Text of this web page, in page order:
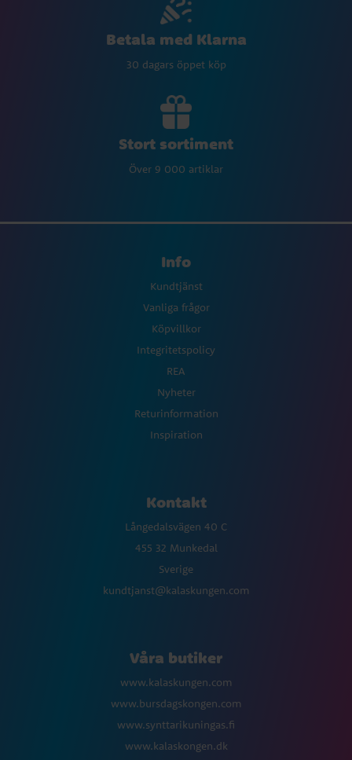
Betala med Klarna
30 dagars öppet köp
Stort sortiment
Över 9 000 artiklar
Info
Kundtjänst
Vanliga frågor
Köpvillkor
Integritetspolicy
REA
Nyheter
Returinformation
Inspiration
Kontakt
Långedalsvägen 40 C
455 32 Munkedal
Sverige
kundtjanst@kalaskungen.com
Våra butiker
www.kalaskungen.com
www.bursdagskongen.com
www.synttarikuningas.fi
www.kalaskongen.dk